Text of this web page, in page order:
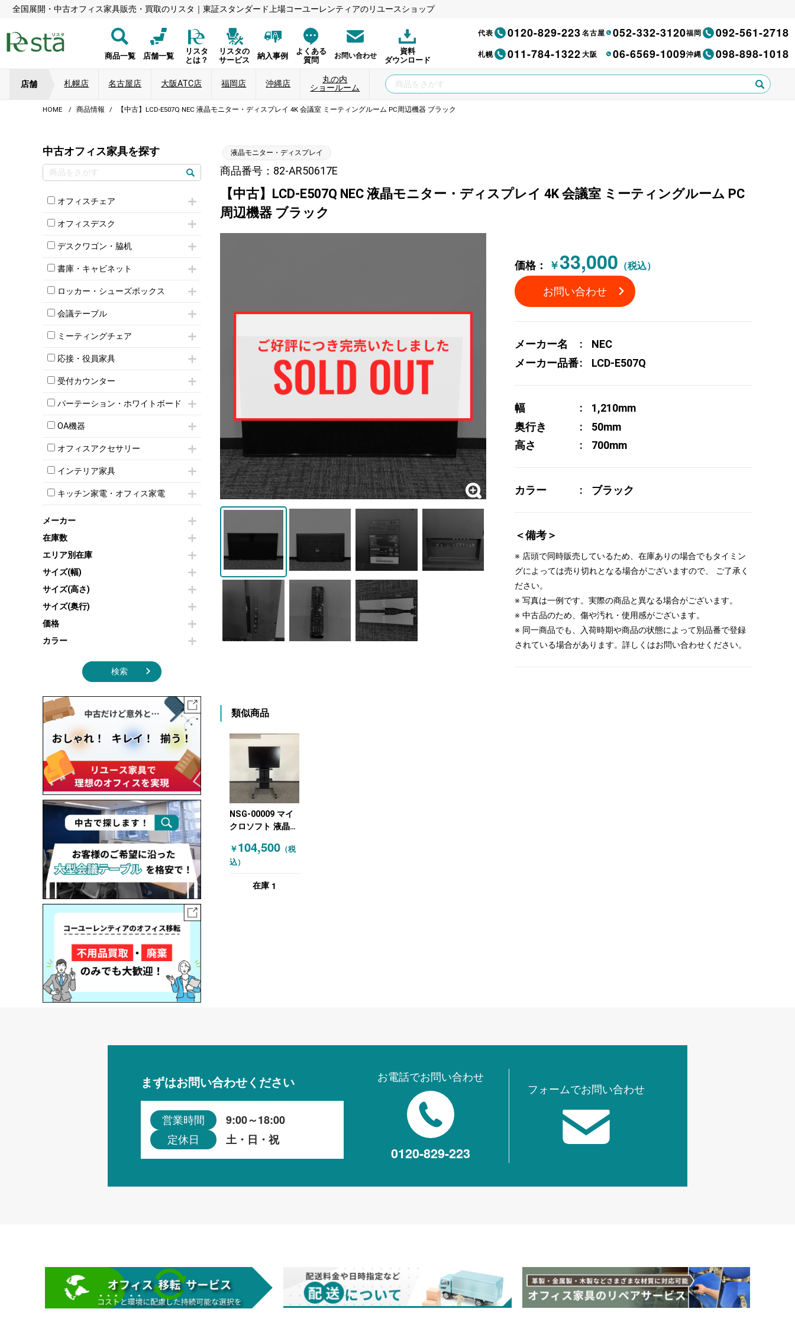
全国展開・中古オフィス家具販売・買取のリスタ｜東証スタンダード上場コーユーレンティアのリユースショップ
商品一覧 店舗一覧
リスタ
とは？
リスタの
サービス
納入事例
よくある
質問
お問い合わせ
資料
ダウンロード
代表 0120-829-223名古屋 052-332-3120福岡 092-561-2718
札幌 011-784-1322大阪 06-6569-1009沖縄 098-898-1018
店舗 札幌店 名古屋店 大阪ATC店 福岡店 沖縄店
丸の内
ショールーム
HOME 商品情報 【中古】LCD-E507Q NEC 液晶モニター・ディスプレイ 4K 会議室 ミーティングルーム PC周辺機器 ブラック
中古オフィス家具を探す
オフィスチェア
肘付きチェア
肘無しチェア
役員チェア
オフィスチェアその他
オフィスデスク
片袖机
フリーアドレスデスク（ベンチデスク）
昇降デスク
両袖机
デスクワゴン・脇机
インワゴン2段
インワゴン3段
脇机
書庫・キャビネット
ハイキャビネット
ローキャビネット
両開きキャビネット
上下連結キャビネット
軽量ラック（スチールラック）
収納家具その他
オープン書庫
両開書庫
引き違い書庫
ロッカー・シューズボックス
1人用ロッカー
2人用ロッカー
3人用ロッカー
5人用ロッカー
8人用ロッカー
多人数ロッカー
シリンダー錠ロッカー
ダイヤル錠ロッカー
ボタン錠ロッカー
シューズロッカー・下駄箱
ロッカーその他
会議テーブル
ミーティングテーブル
スタッキングテーブル
ネスティングテーブル
カウンターテーブル
T字脚テーブル
会議テーブルW1200～
会議テーブルW1800～
折りたたみ会議テーブル
ハイテーブル
ミーティングチェア
キャスター付きミーティングチェア
スタッキングミーティングチェア
テーブル付きミーティングチェア
折りたたみミーティングチェア
ハイチェア
ミーティングチェアその他
応接・役員家具
応接セット
応接ソファ
応接チェア
応接・役員家具その他
受付カウンター
ハイカウンター
ローカウンター
ラウンジカウンター
パーテーション・ホワイトボード
パーテーション
自立タイプパーテーション
パーテーションその他
壁掛けホワイトボード
ホワイトボードその他
OA機器
iPad
電話機（ビジネスフォン）
シュレッダー
スクリーン
プリンター・コピー機
オフィスアクセサリー
チェア用台車
演台・講演台・演説台
防音パネル
コートハンガー・ポールハンガー
傘立て
食器棚・キッチンキャビネット
オフィスアクセサリーその他
インテリア家具
モールドチェア
ダイニングチェア
カウンターテーブル
センターテーブル・サイドテーブル
カフェテーブル
ソファ
シェルフ
ダストボックス（ゴミ箱）
インテリア家具その他
キッチン家電・オフィス家電
冷蔵庫・洗濯機
空気清浄機・加湿器
電子レンジ
液晶テレビ・モニター類
エアコン
照明機器
季節家電
その他キッチン家電・オフィス家電
メーカー
在庫数
エリア別在庫
サイズ(幅)
サイズ(高さ)
サイズ(奥行)
価格
カラー
検索
液晶モニター・ディスプレイ
商品番号：82-AR50617E
【中古】LCD-E507Q NEC 液晶モニター・ディスプレイ 4K 会議室 ミーティングルーム PC
周辺機器 ブラック
価格： ￥33,000 （税込）
お問い合わせ
メーカー名
NEC
メーカー品番
LCD-E507Q
幅
1,210mm
奥行き
50mm
高さ
700mm
カラー ブラック
＜備考＞
※ 店頭で同時販売しているため、在庫ありの場合でもタイミン
グによっては売り切れとなる場合がございますので、 ご了承く
ださい。
※ 写真は一例です。実際の商品と異なる場合がございます。
※ 中古品のため、傷や汚れ・使用感がございます。
※ 同一商品でも、入荷時期や商品の状態によって別品番で登録
されている場合があります。詳しくはお問い合わせください。
類似商品
NSG-00009 マイ
クロソフト 液晶モ
レイ デジタルホワ
イトボード
50インチ ブラック
￥104,500 （税
込）
在庫 1
まずはお問い合わせください
営業時間 9:00～18:00
定休日 土・日・祝
お電話でお問い合わせ
0120-829-223
フォームでお問い合わせ